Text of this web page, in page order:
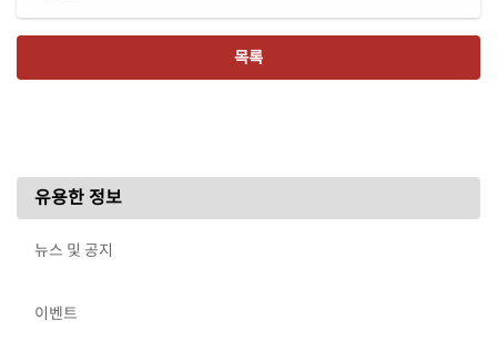
목록
유용한 정보
뉴스 및 공지
이벤트